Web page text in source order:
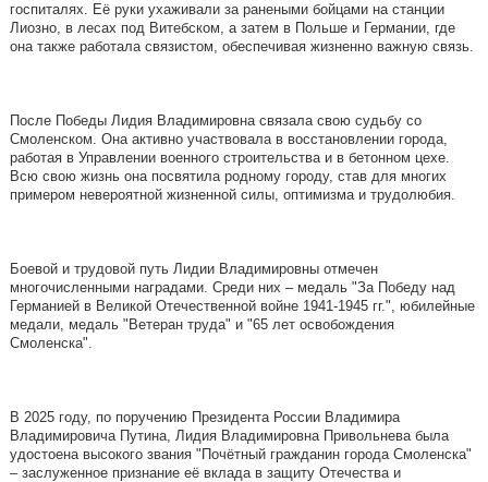
госпиталях. Её руки ухаживали за ранеными бойцами на станции
Лиозно, в лесах под Витебском, а затем в Польше и Германии, где
она также работала связистом, обеспечивая жизненно важную связь.
После Победы Лидия Владимировна связала свою судьбу со
Смоленском. Она активно участвовала в восстановлении города,
работая в Управлении военного строительства и в бетонном цехе.
Всю свою жизнь она посвятила родному городу, став для многих
примером невероятной жизненной силы, оптимизма и трудолюбия.
Боевой и трудовой путь Лидии Владимировны отмечен
многочисленными наградами. Среди них – медаль "За Победу над
Германией в Великой Отечественной войне 1941-1945 гг.", юбилейные
медали, медаль "Ветеран труда" и "65 лет освобождения
Смоленска".
В 2025 году, по поручению Президента России Владимира
Владимировича Путина, Лидия Владимировна Привольнева была
удостоена высокого звания "Почётный гражданин города Смоленска"
– заслуженное признание её вклада в защиту Отечества и